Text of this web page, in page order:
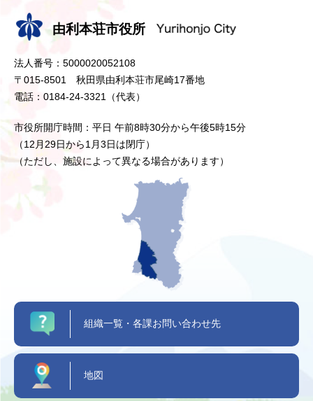
由利本荘市役所
法人番号：5000020052108
〒015-8501 秋田県由利本荘市尾崎17番地
電話：0184-24-3321（代表）
市役所開庁時間：平日 午前8時30分から午後5時15分
（12月29日から1月3日は閉庁）
（ただし、施設によって異なる場合があります）
組織一覧・各課お問い合わせ先
地図